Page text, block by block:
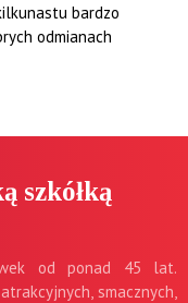
bardzo
odmianach
szkółką
od ponad 45 lat.
smacznych,